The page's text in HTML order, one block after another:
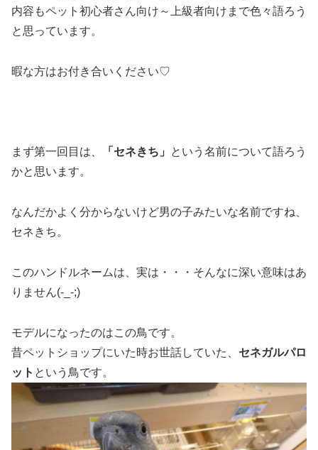
内容もペット初心者さん向け～上級者向けまで色々語ろう
と思っています。
暇な方はお付き合いください♡
まず第一回目は、 「セネきち」
という名前について語ろう
かと思います。
なんだかよく分からないけど男の子みたいな名前ですね、
セネきち。
このハンドルネームは、実は・・・そんなに深い意味はあ
りません(-_-;)
モデルになったのはこの鳥です。
昔ペットショップにいた時お世話していた、 セネガルパロ
ット という鳥です。